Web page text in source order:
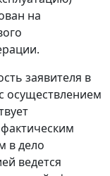
на
заявителя в
осуществлением
в дело
ведется